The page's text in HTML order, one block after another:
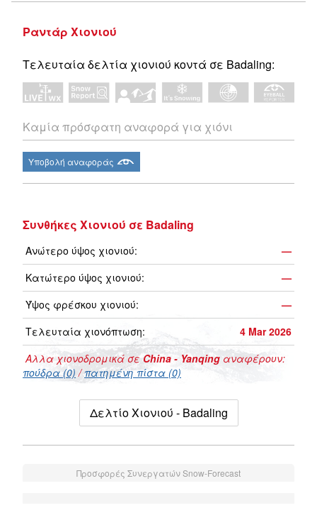
Ραντάρ Χιονιού
Τελευταία δελτία χιονιού κοντά σε Badaling:
Καμία πρόσφατη αναφορά για χιόνι
Υποβολή αναφοράς
Συνθήκες Χιονιού σε Badaling
Ανώτερο ύψος χιονιού:
—
Κατώτερο ύψος χιονιού:
—
Ύψος φρέσκου χιονιού:
—
Τελευταία χιονόπτωση:
4 Mar 2026
Αλλα χιονοδρομικά σεChina - Yanqing αναφέρουν:
πούδρα (0) /πατημένη πίστα (0)
Δελτίο Χιονιού - Badaling
Προσφορές Συνεργατών Snow-Forecast